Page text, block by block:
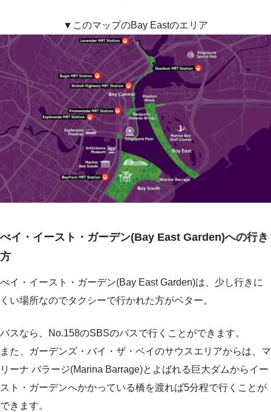
▼このマップのBay Eastのエリア
べイ・イースト・ガーデン(Bay East Garden)への行き
方
べイ・イースト・ガーデン(Bay East Garden)は、少し行きに
くい場所なのでタクシーで行かれた方がベター。
バスなら、No.158のSBSのバスで行くことができます。
また、ガーデンズ・バイ・ザ・ベイのサウスエリアからは、マ
リーナ バラージ(Marina Barrage)とよばれる巨大ダムからイー
スト・ガーデンへかかっている橋を渡れば5分程で行くことが
できます。